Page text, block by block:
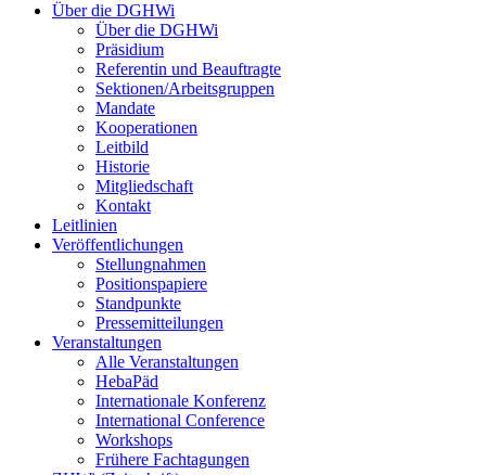
Über die DGHWi
Über die DGHWi
Präsidium
Referentin und Beauftragte
Sektionen/Arbeitsgruppen
Mandate
Kooperationen
Leitbild
Historie
Mitgliedschaft
Kontakt
Leitlinien
Veröffentlichungen
Stellungnahmen
Positionspapiere
Standpunkte
Pressemitteilungen
Veranstaltungen
Alle Veranstaltungen
HebaPäd
Internationale Konferenz
International Conference
Workshops
Frühere Fachtagungen